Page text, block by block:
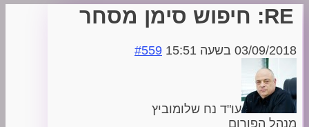
RE: חיפוש סימן מסחר
03/09/2018 בשעה 15:51 #559
עו"ד נח שלומוביץ
מנהל הפורום